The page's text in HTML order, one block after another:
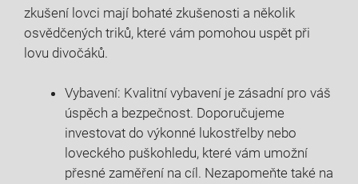
zkušení lovci mají bohaté⁢ zkušenosti a několik ​
osvědčených triků, které​ vám ​pomohou uspět při
lovu ‌divočáků.
Vybavení: Kvalitní vybavení je zásadní pro váš
úspěch a bezpečnost. Doporučujeme
investovat ​do výkonné⁢ lukostřelby nebo‌
loveckého puškohledu, které ‍vám umožní
přesné zaměření na cíl. ⁣Nezapomeňte také na